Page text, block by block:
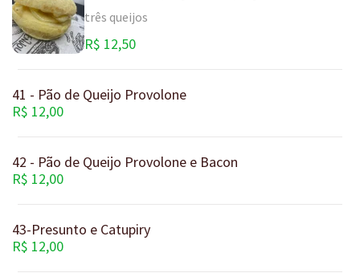
três queijos
R$ 12,50
41 - Pão de Queijo Provolone
R$ 12,00
42 - Pão de Queijo Provolone e Bacon
R$ 12,00
43-Presunto e Catupiry
R$ 12,00